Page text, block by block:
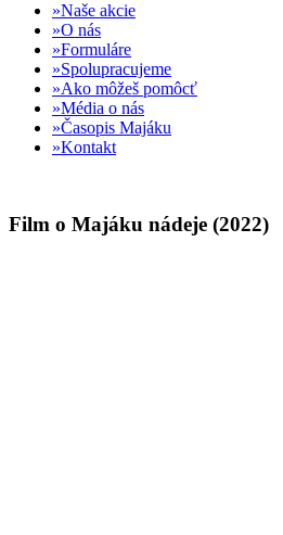
Naše akcie
O nás
Formuláre
Spolupracujeme
Ako môžeš pomôcť
Média o nás
Časopis Majáku
Kontakt
Film o Majáku nádeje (2022)